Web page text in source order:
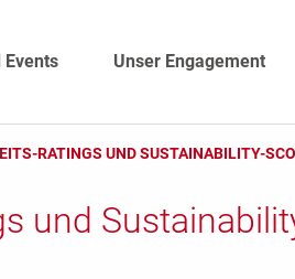
Events Unser Engagement
RATINGS UND SUSTAINABILITY-
und